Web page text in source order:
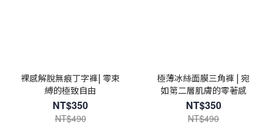
裸感解脫無痕丁字褲| 零束
縛的極致自由
NT$350
NT$490
極薄冰絲面膜三角褲 | 宛
如第二層肌膚的零著感
NT$350
NT$490